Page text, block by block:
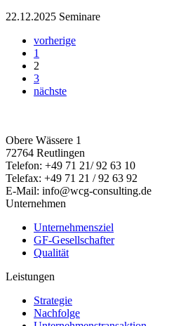
22.12.2025 Seminare
vorherige
1
2
3
nächste
Obere Wässere 1
72764 Reutlingen
Telefon: +49 71 21/ 92 63 10
Telefax: +49 71 21 / 92 63 92
E-Mail: info@wcg-consulting.de
Unternehmen
Unternehmensziel
GF-Gesellschafter
Qualität
Leistungen
Strategie
Nachfolge